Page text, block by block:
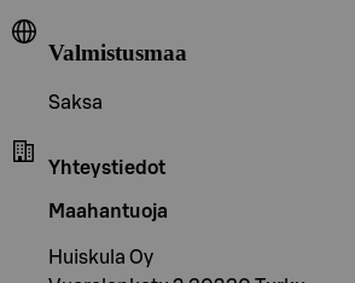
Valmistusmaa
Saksa
Yhteystiedot
Maahantuoja
Huiskula Oy